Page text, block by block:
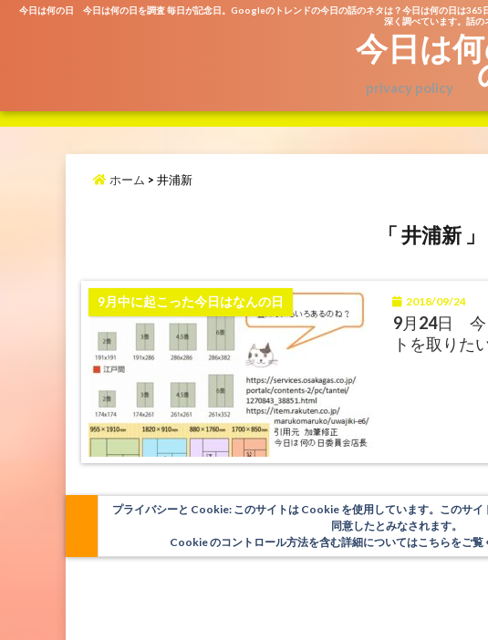
今日は何の日 今日は何の日を調査 毎日が記念日。Googleのトレンドの今日の話のネタは？今日は何の日は
深く調べています。話
今日は
privacy policy
ホーム > 井浦新
「 井浦新
9月中に起こった今日はなんの日 2018/09/24
9月24日 今
トを取りた
プライバシーと Cookie: このサイトは Cookie を使用しています。このサ
同意したとみなされます。
Cookie のコントロール方法を含む詳細についてはこちらをご覧